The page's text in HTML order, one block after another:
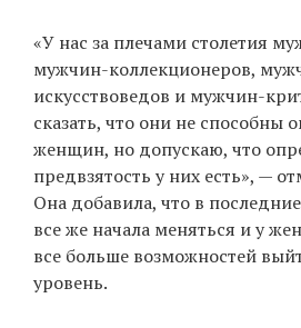
«У нас за плечами столетия
мужчин-коллекционеров,
искусствоведов и мужчин-
сказать, что они не способны
женщин, но допускаю, что
предвзятость у них есть», —
Она добавила, что в
все же начала меняться и у
все больше возможностей
уровень.